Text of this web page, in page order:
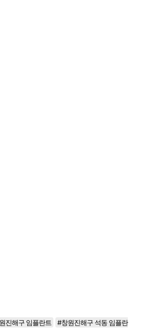
진해구 임플란트
#창원진해구 석동 임플란